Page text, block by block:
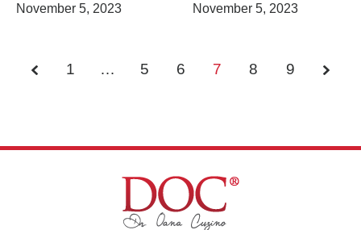
November 5, 2023 November 5, 2023
1 … 5 6 7 8 9